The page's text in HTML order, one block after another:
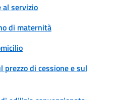
al servizio
di maternità
prezzo di cessione e sul